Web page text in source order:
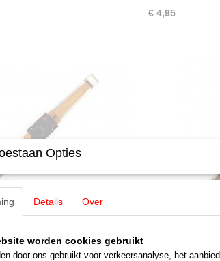
€ 4,95
Sleper (MBT3) Märklin
€ 9,00
Opties
Details Over
worden cookies gebruikt
door ons gebruikt voor verkeersanalyse, het